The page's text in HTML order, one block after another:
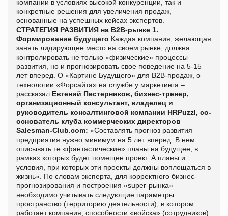
компании в условиях высокой конкуренции, так и
конкретные решения для увеличения продаж,
основанные на успешных кейсах экспертов.
СТРАТЕГИЯ РАЗВИТИЯ на В2В-рынке 1.
Формирование будущего Каждая компания, желающая
занять лидирующее место на своем рынке, должна
контролировать не только «физические» процессы
развития, но и прогнозировать свое поведение на 5-15
лет вперед. О «Картине Будущего» для В2В-продаж, о
технологии «Форсайта» на службе у маркетинга –
рассказал Евгений Пестерников, бизнес-тренер,
организационный консультант, владелец и
руководитель консалтинговой компании HRPuzzl, со-
основатель клуба коммерческих директоров
Salesman-Club.com: «Составлять прогноз развития
предприятия нужно минимум на 5 лет вперед. В нем
описывать те «фантастические» планы на будущее, в
рамках которых будет помещен проект. А планы и
условия, при которых эти проекты должны воплощаться в
жизнь». По словам эксперта, для корректного бизнес-
прогнозирования и построения «supеr-рынка»
необходимо учитывать следующие параметры:
пространство (территорию деятельности), в котором
работает компания, способности «войска» (сотрудников)